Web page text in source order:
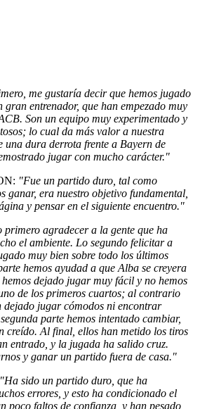
me gustaría decir que hemos jugado
entrenador, que han empezado muy
Son un equipo muy experimentado y
lo cual da más valor a nuestra
una dura derrota frente a Bayern de
jugar con mucho carácter."
"Fue un partido duro, tal como
ganar, era nuestro objetivo fundamental,
y pensar en el siguiente encuentro."
primero agradecer a la gente que ha
el ambiente. Lo segundo felicitar a
muy bien sobre todo los últimos
hemos ayudad a que Alba se creyera
dejado jugar muy fácil y no hemos
de los primeros cuartos; al contrario
dejado jugar cómodos ni encontrar
parte hemos intentado cambiar,
creído. Al final, ellos han metido los tiros
entrado, y la jugada ha salido cruz.
y ganar un partido fuera de casa."
"Ha sido un partido duro, que ha
errores, y esto ha condicionado el
poco faltos de confianza, y han pesado